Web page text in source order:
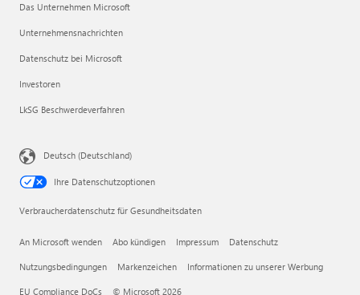
Das Unternehmen Microsoft
Unternehmensnachrichten
Datenschutz bei Microsoft
Investoren
LkSG Beschwerdeverfahren
Deutsch (Deutschland)
Ihre Datenschutzoptionen
Verbraucherdatenschutz für Gesundheitsdaten
An Microsoft wenden Abo kündigen Impressum Datenschutz
Nutzungsbedingungen Markenzeichen Informationen zu unserer Werbung
EU Compliance DoCs © Microsoft 2026